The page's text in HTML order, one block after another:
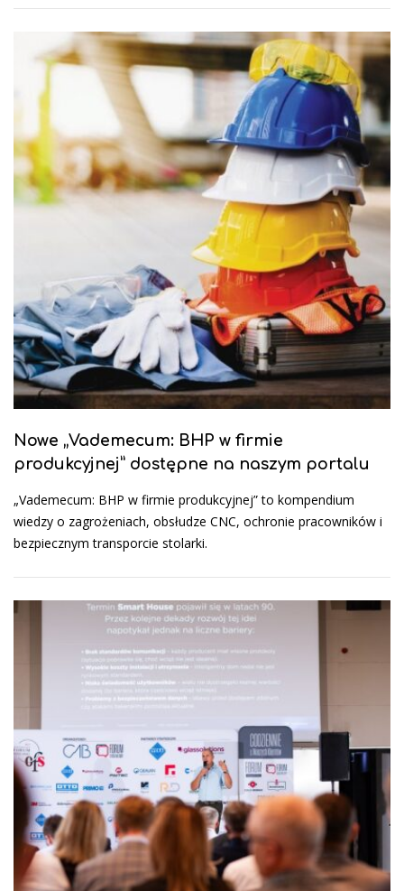
Nowe „Vademecum: BHP w firmie
produkcyjnej” dostępne na naszym portalu
„Vademecum: BHP w firmie produkcyjnej” to kompendium
wiedzy o zagrożeniach, obsłudze CNC, ochronie pracowników i
bezpiecznym transporcie stolarki.